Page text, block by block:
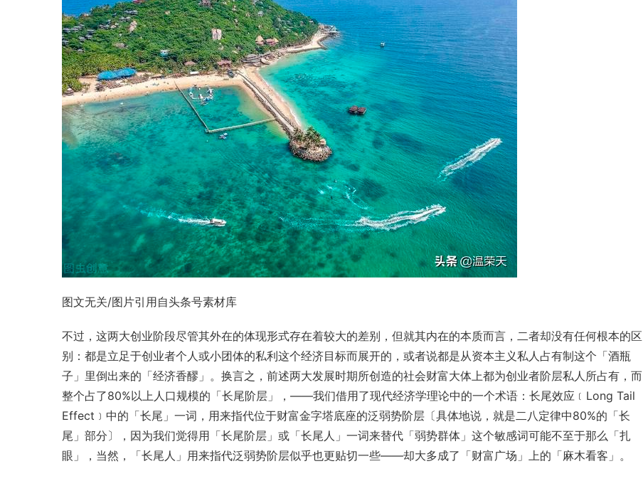
图文无关/图片引用自头条号素材库
不过，这两大创业阶段尽管其外在的体现形式存在着较大的差别，但就其内在的本质而言，二者却没有任何根本的区
别：都是立足于创业者个人或小团体的私利这个经济目标而展开的，或者说都是从资本主义私人占有制这个「酒瓶
子」里倒出来的「经济香醪」。换言之，前述两大发展时期所创造的社会财富大体上都为创业者阶层私人所占有，而
整个占了80%以上人口规模的「长尾阶层」，——我们借用了现代经济学理论中的一个术语：长尾效应﹝Long Tail
Effect﹞中的「长尾」一词，用来指代位于财富金字塔底座的泛弱势阶层〔具体地说，就是二八定律中80%的「长
尾」部分〕，因为我们觉得用「长尾阶层」或「长尾人」一词来替代「弱势群体」这个敏感词可能不至于那么「扎
眼」，当然，「长尾人」用来指代泛弱势阶层似乎也更贴切一些——却大多成了「财富广场」上的「麻木看客」。